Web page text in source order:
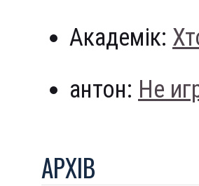
Академік:
антон: Не
АРХIВ